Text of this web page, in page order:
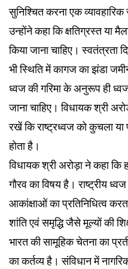
सुनिश्चित करना एक
उन्होंने कहा कि क्षतिग्रस्त या
किया जाना चाहिए। स्वतंत्रता
भी स्थिति में कागज का झंडा
ध्वज की गरिमा के अनुरूप ही
जाना चाहिए। विधायक श्री
रखें कि राष्ट्रध्वज को कुचला
होता है।
विधायक श्री अरोड़ा ने कहा कि
गौरव का विषय है। राष्ट्रीय
आकांक्षाओं का प्रतिनिधित्व
शांति एवं समृद्धि जैसे मूल्यों की
भारत की सामूहिक चेतना का
का कर्तव्य है। संविधान में